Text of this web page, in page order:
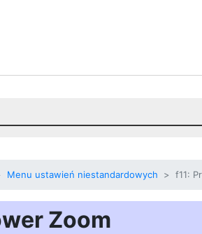
Menu ustawień niestandardowych f11:
Zoom